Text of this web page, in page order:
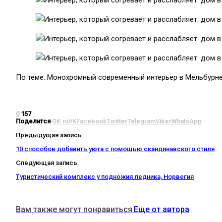
По теме: Монохромный современный интерьер в
0 157
Поделится OK.ruVKFacebookTwitterTelegramViberWhatsApp
Предыдущая запись
10 способов добавить уюта с помощью скандинавского стиля
Следующая запись
Туристический комплекс у подножия ледника, Норвегия
Вам также могут понравиться Еще от автора